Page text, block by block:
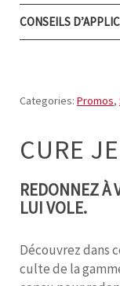
CONSEILS
Categories: Promos,
CURE
REDONNEZ À
LUI VOLE.
Découvrez dans
culte de la